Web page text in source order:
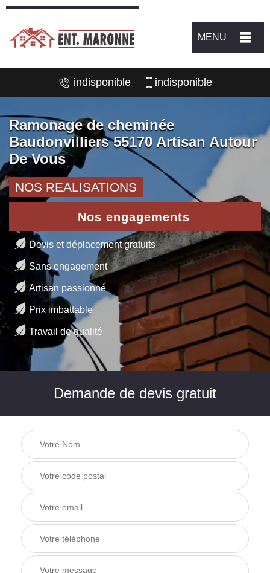
MENU
indisponible indisponible
Ramonage de cheminée
Baudonvilliers 55170 Artisan Autour
De Vous
NOS REALISATIONS
Nos engagements
Devis et déplacement gratuits
Sans engagement
Artisan passionné
Prix imbattable
Travail de qualité
Demande de devis gratuit